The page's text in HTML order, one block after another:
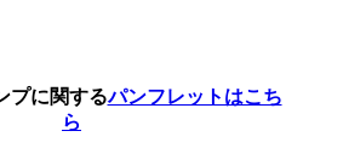
プに関するパンフレットはこち
ら